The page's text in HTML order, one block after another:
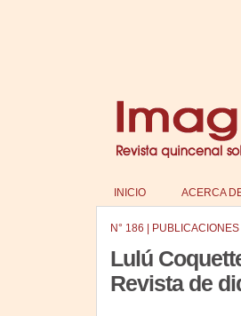
INICIO ACERCA
N° 186 PUBLICACIONES|
Lulú
Revista de